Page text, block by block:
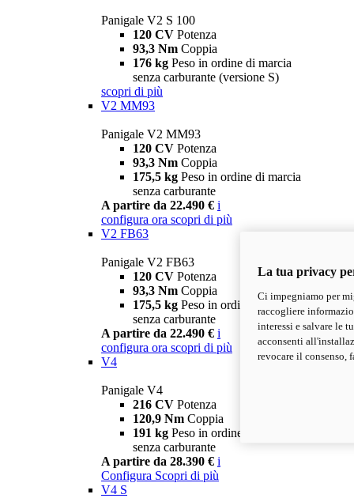
Panigale V2 S 100
120 CV Potenza
93,3 Nm Coppia
176 kg Peso in ordine di marcia
senza carburante (versione S)
scopri di più
V2 MM93
Panigale V2 MM93
120 CV Potenza
93,3 Nm Coppia
175,5 kg Peso in ordine di marcia
senza carburante
A partire da 22.490 € i
configura ora scopri di più
V2 FB63
Panigale V2 FB63
120 CV Potenza
93,3 Nm Coppia
175,5 kg Peso in ordine di marcia
senza carburante
A partire da 22.490 € i
configura ora scopri di più
V4
Panigale V4
216 CV Potenza
120,9 Nm Coppia
191 kg Peso in ordine di marcia
senza carburante
A partire da 28.390 € i
Configura Scopri di più
V4 S
La tua privacy
Ci impegniamo per
raccogliere
interessi e salvare le
acconsenti
revocare il consenso,